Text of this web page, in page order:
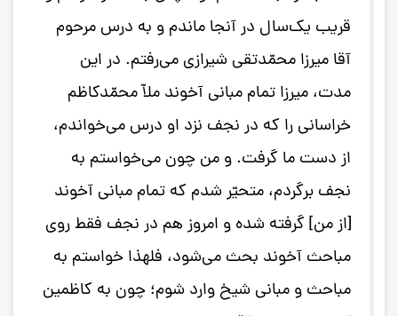
قریب یک‌سال در آنجا ماندم و به درس مرحوم
آقا میرزا محمّدتقی شیرازی می‌رفتم. در این
مدت، میرزا تمام مبانی آخوند ملاّ محمّدکاظم
خراسانی را که در نجف نزد او درس می‌خواندم،
از دست ما گرفت. و من چون می‌خواستم به
نجف برگردم، متحیّر شدم که تمام مبانی آخوند
[از من] گرفته شده و امروز هم در نجف فقط روی
مباحث آخوند بحث می‌شود، فلهذا خواستم به
مباحث و مبانی شیخ وارد شوم؛ چون به کاظمین